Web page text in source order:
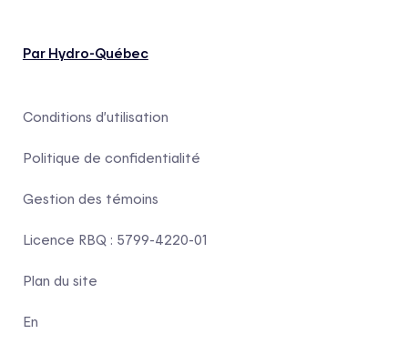
Par Hydro-Québec
Conditions d’utilisation
Politique de confidentialité
Gestion des témoins
Licence RBQ : 5799-4220-01
Plan du site
En